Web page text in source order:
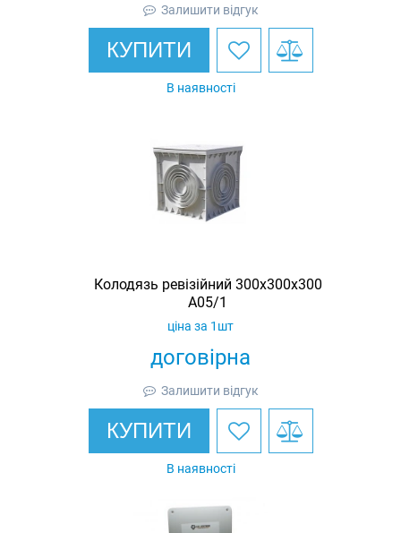
Залишити відгук
КУПИТИ
В наявності
Колодязь ревізійний 300х300х300
A05/1
договірна
ціна за 1шт
Залишити відгук
КУПИТИ
В наявності